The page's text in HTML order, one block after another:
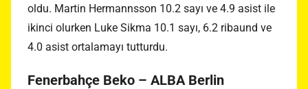
oldu. Martin Hermannsson 10.2 sayı ve 4.9 asist ile
ikinci olurken Luke Sikma 10.1 sayı, 6.2 ribaund ve
4.0 asist ortalamayı tutturdu.
Fenerbahçe Beko – ALBA Berlin